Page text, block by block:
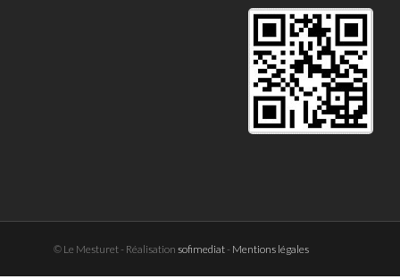
© Le Mesturet - Réalisation sofimediat- Mentions légales